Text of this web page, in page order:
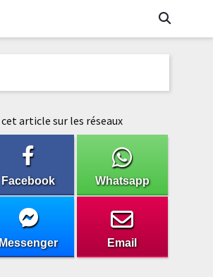
cet article sur les réseaux
Facebook Whatsapp
Messenger Email